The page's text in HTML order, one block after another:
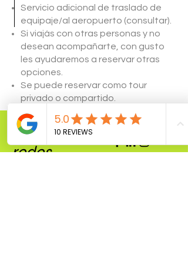
Servicio adicional de traslado de
equipaje/al aeropuerto (consultar).
Si viajás con otras personas y no
desean acompañarte, con gusto
les ayudaremos a reservar otras
opciones.
Se puede reservar como tour
privado o compartido.
Nuestras
redes